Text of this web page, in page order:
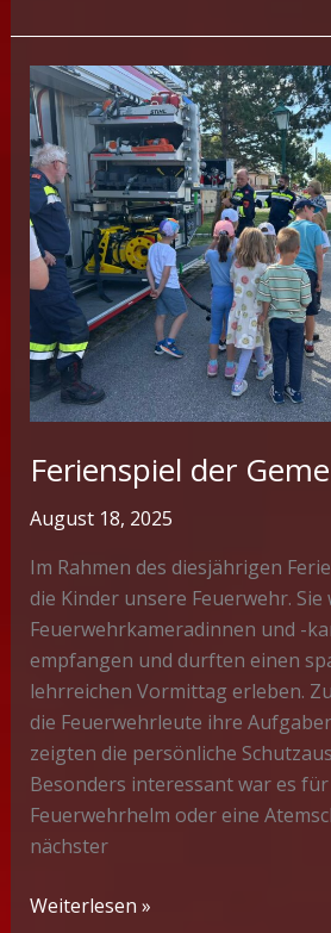
Wien
–
Hauptwache
Döbling
Ferienspiel der
August 18, 2025
Im Rahmen des diesjährigen
die Kinder unsere Feuerwehr.
Feuerwehrkameradinnen und -
empfangen und durften einen
lehrreichen Vormittag erleben.
die Feuerwehrleute ihre
zeigten die persönliche
Besonders interessant war es
Feuerwehrhelm oder eine
nächster
Ferienspiel
Weiterlesen »